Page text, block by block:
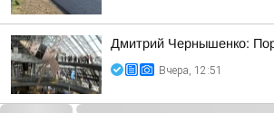
Дмитрий Чернышенко:
Вчера, 12:51